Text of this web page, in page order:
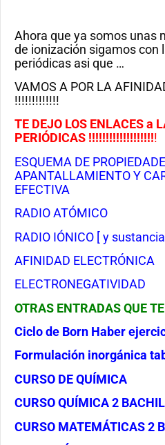
Ahora que ya somos unas
de ionización sigamos con
periódicas asi que …
VAMOS A POR LA
!!!!!!!!!!!!!
TE DEJO LOS ENLACES a
PERIÓDICAS !!!!!!!!!!!!!!!!!!!!
ESQUEMA DE
APANTALLAMIENTO Y
EFECTIVA
RADIO ATÓMICO
RADIO IÓNICO [ y
AFINIDAD ELECTRÓNICA
ELECTRONEGATIVIDAD
OTRAS ENTRADAS QUE
Ciclo de Born Haber
Formulación inorgánica
CURSO DE QUÍMICA
CURSO QUÍMICA 2
CURSO MATEMÁTICAS 2